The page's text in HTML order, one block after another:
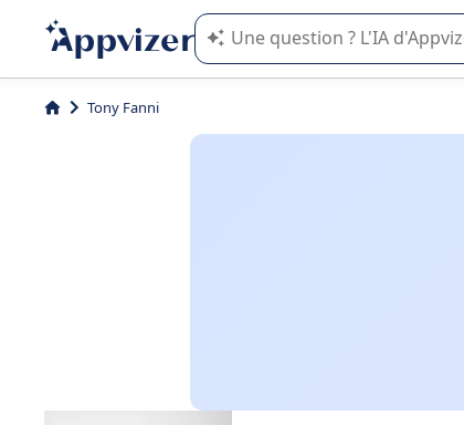
L'IA de Appvizer vous guide
Tony Fanni